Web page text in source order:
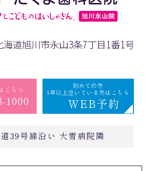
海道旭川市永山3条7丁目1番1号
こちら
1000
初めての方
1年以上空いている方はこちら
WEB予約
39号線沿い 大雪病院隣